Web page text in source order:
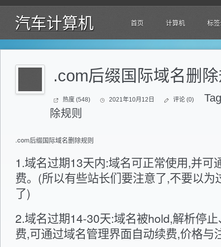
汽车计算机 首页 计算机 标
.com后缀国际域名删
热度 (548) 2021年10月12日 评论 (0)
除规则
.com后缀国际域名删除规则
1.域名过期13天内:域名可正常使用,并可
费。(所以有些站长们要注意了,不要以
了)
2.域名过期14-30天:域名被hold,解析停
费,可通过域名管理界面自动续费,价格与